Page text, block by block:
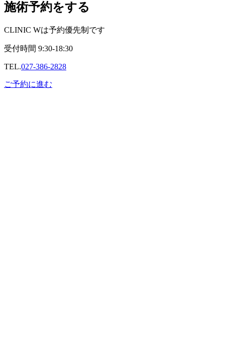
施術予約をする
CLINIC Wは予約優先制です
受付時間 9:30-18:30
TEL.027-386-2828
ご予約に進む